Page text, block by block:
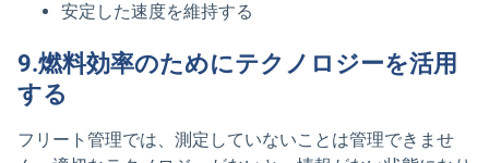
安定した速度を維持する
9.燃料効率のためにテクノロジーを活用
する
フリート管理では、測定していないことは管理できませ